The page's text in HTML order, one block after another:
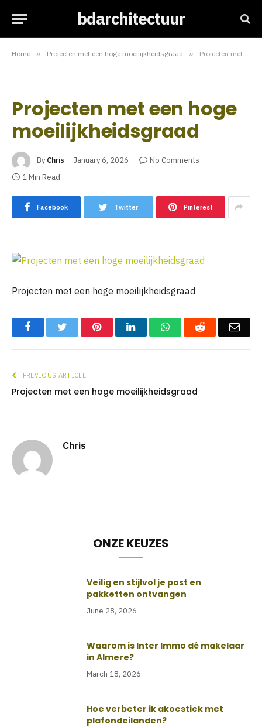
bdarchitectuur
Home » Projecten met een hoge moeilijkheidsgraad » Projecten met een hoge moeilijkheidsgraad
Projecten met een hoge
moeilijkheidsgraad
By Chris January 6, 2026
No Comments
1 Min Read
Facebook Twitter Pinterest
Projecten met een hoge moeilijkheidsgraad
FacebookTwitter PinterestLinkedInWhatsAppReddit
PREVIOUS ARTICLE
Projecten met een hoge moeilijkheidsgraad
Chris
ONZE KEUZES
Veilig en stijlvol je post en
pakketten ontvangen
June 28, 2026
Waarom is Inter Immo dé makelaar
in Almere?
March 18, 2026
Hoe verbeter ik akoestiek met
plafondeilanden?